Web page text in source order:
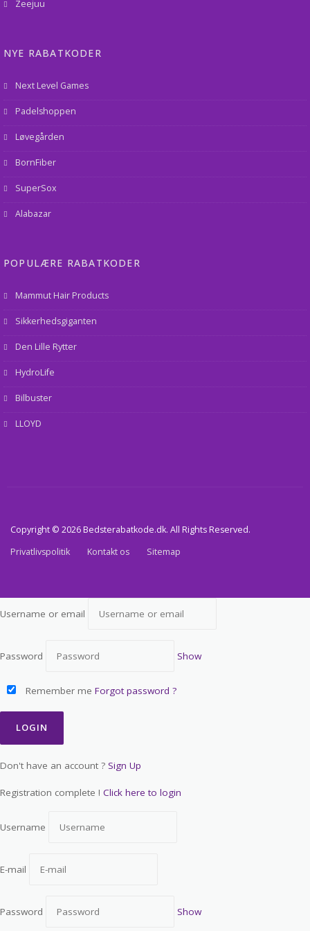
Zeejuu
NYE RABATKODER
Next Level Games
Padelshoppen
Løvegården
BornFiber
SuperSox
Alabazar
POPULÆRE RABATKODER
Mammut Hair Products
Sikkerhedsgiganten
Den Lille Rytter
HydroLife
Bilbuster
LLOYD
Copyright © 2026 Bedsterabatkode.dk. All Rights Reserved.
Privatlivspolitik
Kontakt os Sitemap
Username or email
Password Show
Remember me Forgot password ?
Don't have an account ? Sign Up
Registration complete ! Click here to login
Username
E-mail
Password Show